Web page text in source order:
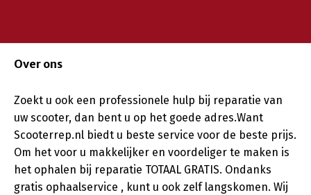
Over ons
Zoekt u ook een professionele hulp bij reparatie van
uw scooter, dan bent u op het goede adres.Want
Scooterrep.nl biedt u beste service voor de beste prijs.
Om het voor u makkelijker en voordeliger te maken is
het ophalen bij reparatie TOTAAL GRATIS. Ondanks
gratis ophaalservice , kunt u ook zelf langskomen. Wij